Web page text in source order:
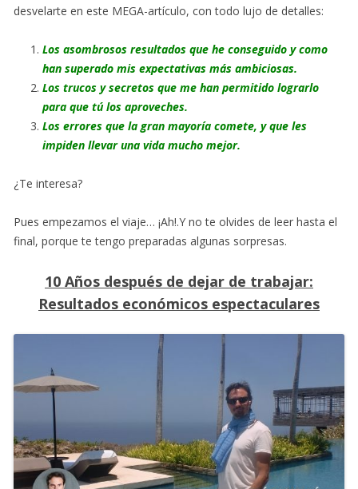
desvelarte en este MEGA-artículo, con todo lujo de detalles:
Los asombrosos resultados que he conseguido y como
han superado mis expectativas más ambiciosas.
Los trucos y secretos que me han permitido lograrlo
para que tú los aproveches.
Los errores que la gran mayoría comete, y que les
impiden llevar una vida mucho mejor.
¿Te interesa?
Pues empezamos el viaje… ¡Ah!.Y no te olvides de leer hasta el
final, porque te tengo preparadas algunas sorpresas.
10 Años después de dejar de trabajar:
Resultados económicos espectaculares